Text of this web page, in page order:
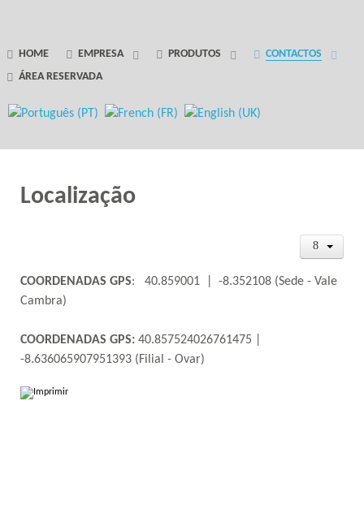
HOME EMPRESA PRODUTOS
CONTACTOS
ÁREA RESERVADA
GANTRY 5 PARTICLE
Error while rendering particle.
Localização
COORDENADAS GPS: 40.859001 | -8.352108 (Sede - Vale
Cambra)
COORDENADAS GPS: 40.857524026761475 |
-8.636065907951393 (Filial - Ovar)